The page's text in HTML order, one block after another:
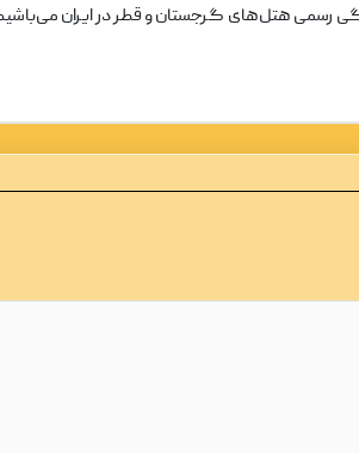
رسمی هتل‌های گرجستان و قطر در ایران می‌باشیم.